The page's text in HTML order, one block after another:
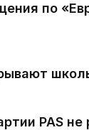
по
PAS не